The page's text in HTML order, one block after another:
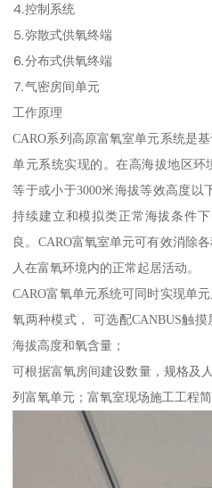
⒋控制系统
⒌弥散式供氧终端
⒍分布式供氧终端
⒎气密房间单元
工作原理
CARO系列高原富氧室单元系统是
单元系统实现的。在高海拔地区环
等于或小于3000米海拔等效高度以
持续建立和模拟类正常海拔条件
良。CARO富氧室单元可有效消除
人在富氧环境内的正常起居活动。
CARO富氧单元系统可同时实现单
氧两种模式， 可选配CANBUS触
海拔高度和氧含量；
可根据富氧房间建设数量，规格及
列富氧单元；富氧室现场施工工程